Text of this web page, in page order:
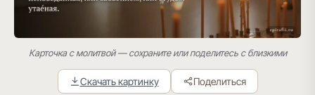
Карточка с молитвой — сохраните или поделитесь с близкими
Скачать картинку Поделиться